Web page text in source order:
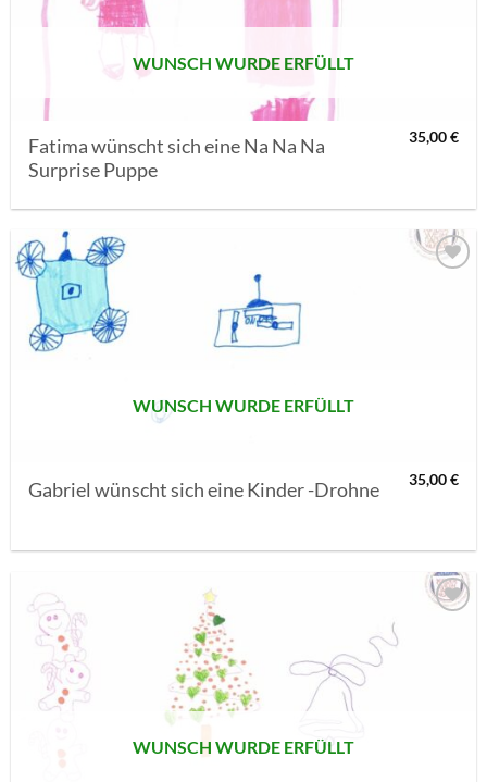
WUNSCH WURDE ERFÜLLT
Fatima wünscht sich eine Na Na Na
Surprise Puppe
35,00€
WUNSCH WURDE ERFÜLLT
Gabriel wünscht sich eine Kinder -Drohne 35,00€
AUF MEINE
MERKLISTE
WUNSCH WURDE ERFÜLLT